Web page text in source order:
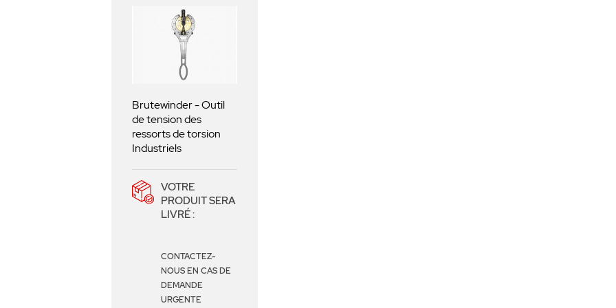
sécurité, le Surewinder rend l'enroulement des ressorts plus précis et
demande moins d'effort manuel.
Livré dans une mallette pratique pour le rangement et le
transport.Adoptez le Surewinder pour une solution plus sûre et
Brutewinder - Outil
de tension des
ressorts de torsion
Industriels
VOTRE
PRODUIT SERA
LIVRÉ :
CONTACTEZ-
NOUS EN CAS DE
DEMANDE
URGENTE